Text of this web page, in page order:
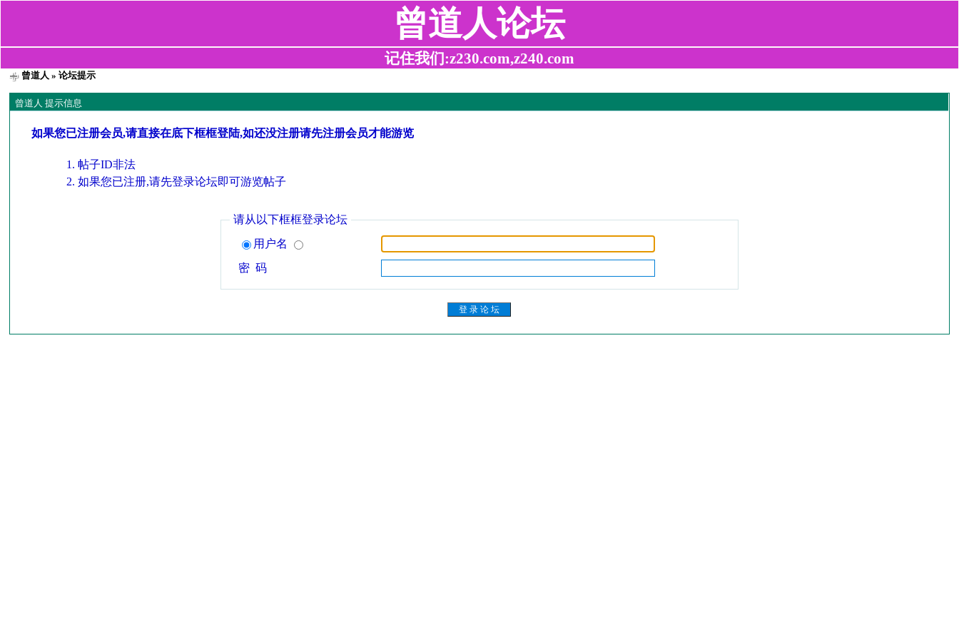
曾道人论坛
记住我们:z230.com,z240.com
曾道人 » 论坛提示
曾道人 提示信息
如果您已注册会员,请直接在底下框框登陆,如还没注册请先注册会员才能游览
帖子ID非法
如果您已注册,请先登录论坛即可游览帖子
请从以下框框登录论坛
用户名
密 码